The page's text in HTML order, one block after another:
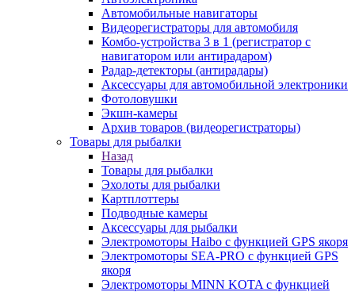
Автомобильные навигаторы
Видеорегистраторы для автомобиля
Комбо-устройства 3 в 1 (регистратор с
навигатором или антирадаром)
Радар-детекторы (антирадары)
Аксессуары для автомобильной электроники
Фотоловушки
Экшн-камеры
Архив товаров (видеорегистраторы)
Товары для рыбалки
Назад
Товары для рыбалки
Эхолоты для рыбалки
Картплоттеры
Подводные камеры
Аксессуары для рыбалки
Электромоторы Haibo с функцией GPS якоря
Электромоторы SEA-PRO с функцией GPS
якоря
Электромоторы MINN KOTA с функцией